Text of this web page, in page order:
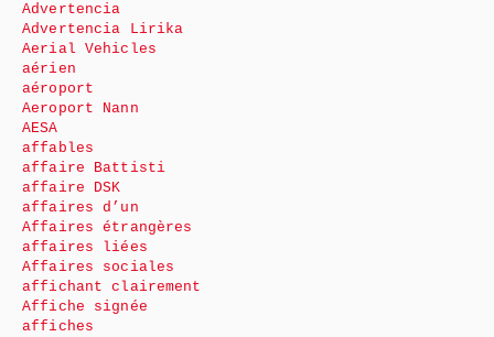
Advertencia
Advertencia Lirika
Aerial Vehicles
aérien
aéroport
Aeroport Nann
AESA
affables
affaire Battisti
affaire DSK
affaires d’un
Affaires étrangères
affaires liées
Affaires sociales
affichant clairement
Affiche signée
affiches